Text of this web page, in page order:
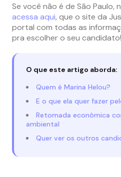
Se você não é de São Paulo,
acessa aqui, que o site da
portal com todas as
pra escolher o seu candidato!
O que este artigo aborda:
Quem é Marina Helou?
E o que ela quer fazer
Retomada econômica
ambiental
Quer ver os outros